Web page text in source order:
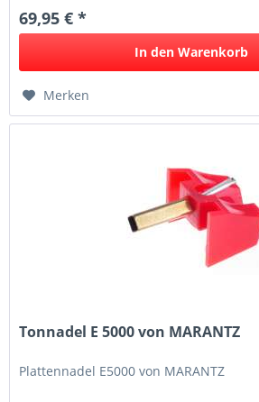
69,95 € *
In den Warenkorb
Merken
Tonnadel E 5000 von MARANTZ
Plattennadel E5000 von MARANTZ